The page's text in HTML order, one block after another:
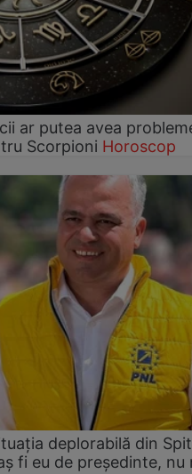
ar putea avea
Scorpioni Horoscop
deplorabilă din
fi eu de președinte, nu